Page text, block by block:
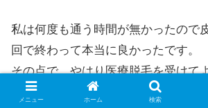
私は何度も通う時間が無かったので
回で終わって本当に良かったです。
その点で、やはり医療脱毛を受けて
いますが、
メニュー ホーム 検索